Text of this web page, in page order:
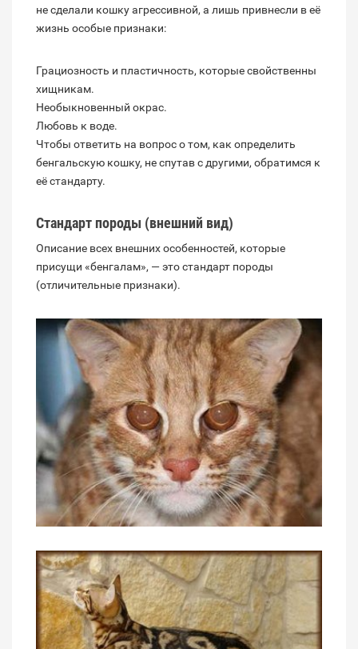
не сделали кошку агрессивной, а лишь привнесли в её
жизнь особые признаки:
Грациозность и пластичность, которые свойственны
хищникам.
Необыкновенный окрас.
Любовь к воде.
Чтобы ответить на вопрос о том, как определить
бенгальскую кошку, не спутав с другими, обратимся к
её стандарту.
Стандарт породы (внешний вид)
Описание всех внешних особенностей, которые
присущи «бенгалам», — это стандарт породы
(отличительные признаки).